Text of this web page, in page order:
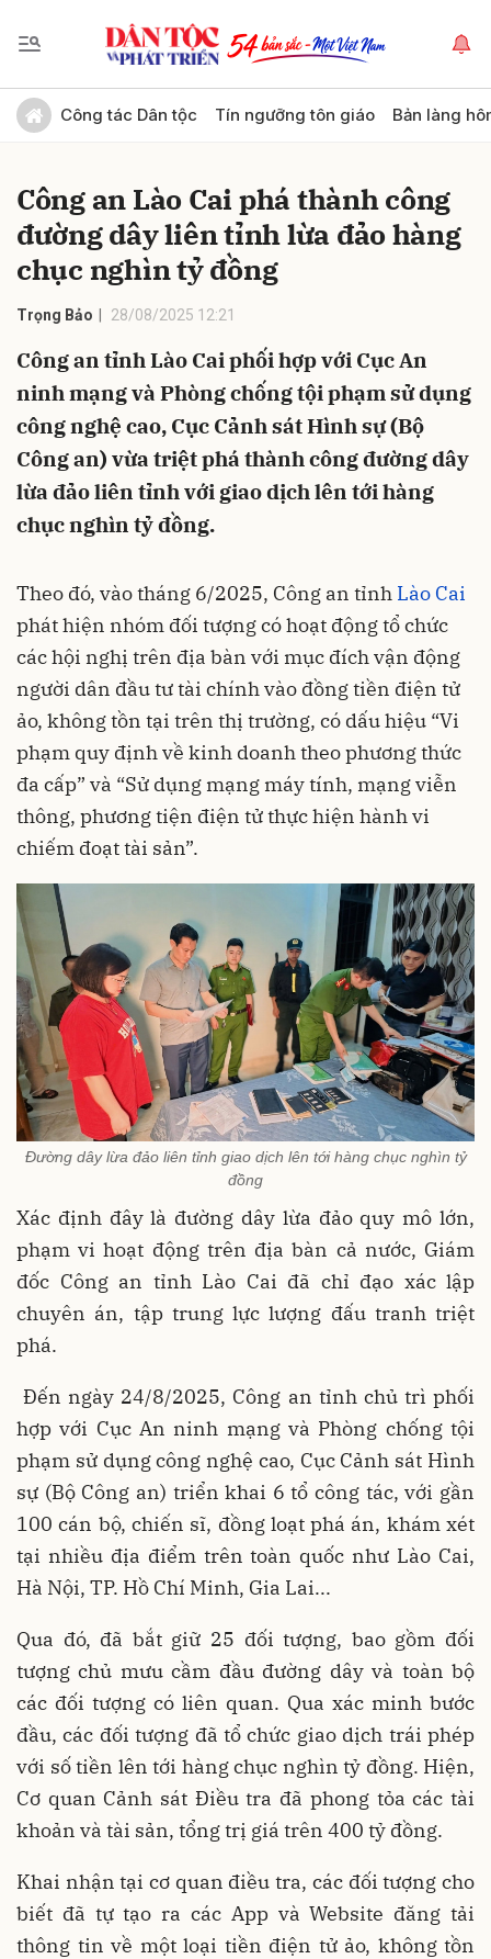
Công tác Dân tộc Tín ngưỡng tôn giáo Bản làng
Công an Lào Cai phá thành công
đường dây liên tỉnh lừa đảo hàng
chục nghìn tỷ đồng
Trọng Bảo 28/08/2025 12:21
Công an tỉnh Lào Cai phối hợp với Cục An
ninh mạng và Phòng chống tội phạm sử dụng
công nghệ cao, Cục Cảnh sát Hình sự (Bộ
Công an) vừa triệt phá thành công đường dây
lừa đảo liên tỉnh với giao dịch lên tới hàng
chục nghìn tỷ đồng.
Theo đó, vào tháng 6/2025, Công an tỉnh Lào Cai
phát hiện nhóm đối tượng có hoạt động tổ chức
các hội nghị trên địa bàn với mục đích vận động
người dân đầu tư tài chính vào đồng tiền điện tử
ảo, không tồn tại trên thị trường, có dấu hiệu “Vi
phạm quy định về kinh doanh theo phương thức
đa cấp” và “Sử dụng mạng máy tính, mạng viễn
thông, phương tiện điện tử thực hiện hành vi
chiếm đoạt tài sản”.
Đường dây lừa đảo liên tỉnh giao dịch lên tới hàng chục nghìn tỷ
đồng
Xác định đây là đường dây lừa đảo quy mô lớn,
phạm vi hoạt động trên địa bàn cả nước, Giám
đốc Công an tỉnh Lào Cai đã chỉ đạo xác lập
chuyên án, tập trung lực lượng đấu tranh triệt
phá.
Đến ngày 24/8/2025, Công an tỉnh chủ trì phối
hợp với Cục An ninh mạng và Phòng chống tội
phạm sử dụng công nghệ cao, Cục Cảnh sát Hình
sự (Bộ Công an) triển khai 6 tổ công tác, với gần
100 cán bộ, chiến sĩ, đồng loạt phá án, khám xét
tại nhiều địa điểm trên toàn quốc như Lào Cai,
Hà Nội, TP. Hồ Chí Minh, Gia Lai...
Qua đó, đã bắt giữ 25 đối tượng, bao gồm đối
tượng chủ mưu cầm đầu đường dây và toàn bộ
các đối tượng có liên quan. Qua xác minh bước
đầu, các đối tượng đã tổ chức giao dịch trái phép
với số tiền lên tới hàng chục nghìn tỷ đồng. Hiện,
Cơ quan Cảnh sát Điều tra đã phong tỏa các tài
khoản và tài sản, tổng trị giá trên 400 tỷ đồng.
Khai nhận tại cơ quan điều tra, các đối tượng cho
biết đã tự tạo ra các App và Website đăng tải
thông tin về một loại tiền điện tử ảo, không tồn
Gửi bình luận